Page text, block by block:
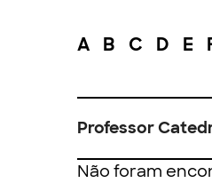
A B C D E
Professor
Não foram